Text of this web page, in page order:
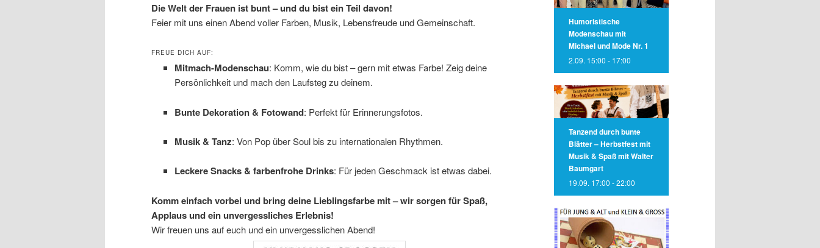
Die Welt der Frauen ist bunt – und du bist ein Teil davon!
Feier mit uns einen Abend voller Farben, Musik, Lebensfreude und Gemeinschaft.
FREUE DICH AUF:
Mitmach-Modenschau: Komm, wie du bist – gern mit etwas Farbe! Zeig deine
Persönlichkeit und mach den Laufsteg zu deinem.
Bunte Dekoration & Fotowand: Perfekt für Erinnerungsfotos.
Musik & Tanz: Von Pop über Soul bis zu internationalen Rhythmen.
Leckere Snacks & farbenfrohe Drinks: Für jeden Geschmack ist etwas dabei.
Komm einfach vorbei und bring deine Lieblingsfarbe mit – wir sorgen für Spaß,
Applaus und ein unvergessliches Erlebnis!
Wir freuen uns auf euch und ein unvergesslichen Abend!
Humoristische
Modenschau mit
Michael und Mode Nr. 1
2.09. 15:00 - 17:00
Tanzend durch bunte
Blätter – Herbstfest mit
Musik & Spaß mit Walter
Baumgart
19.09. 17:00 -22:00